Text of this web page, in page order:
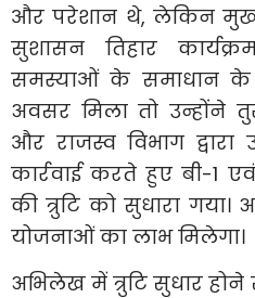
और परेशान थे, लेकिन
सुशासन तिहार
समस्याओं के समाधान
अवसर मिला तो उन्होंने
और राजस्व विभाग
कार्रवाई करते हुए बी-1
की त्रुटि को सुधारा गया।
योजनाओं का लाभ मिलेगा।
अभिलेख में त्रुटि सुधार